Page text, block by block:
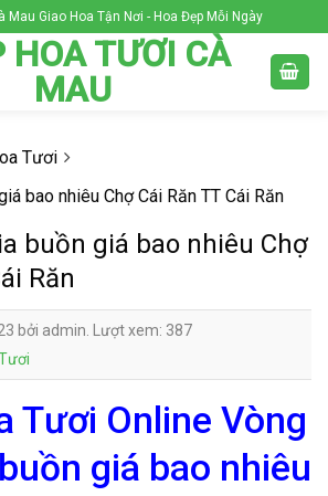
Mau Giao Hoa Tận Nơi - Hoa Đẹp Mỗi Ngày
HOA TƯƠI CÀ
MAU
Tươi
bao nhiêu Chợ Cái Răn TT Cái Răn
buồn giá bao nhiêu Chợ
Răn
bởi admin. Lượt xem: 387
Tươi Online Vòng
giá bao nhiêu